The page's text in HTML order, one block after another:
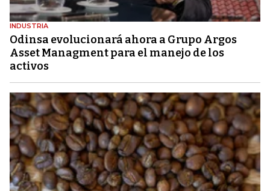
INDUSTRIA
Odinsa evolucionará ahora a Grupo Argos
Asset Managment para el manejo de los
activos